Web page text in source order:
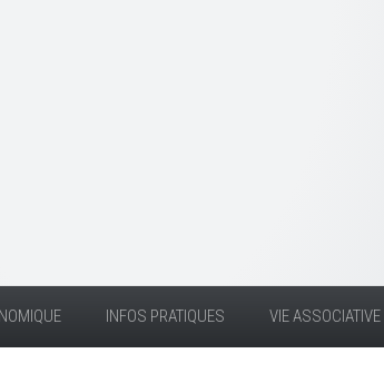
INFOS PRATIQUES VIE ASSOCIATIVE